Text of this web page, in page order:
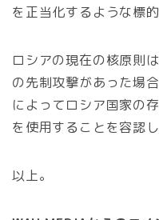
を正当化するような標
ロシアの現在の核原則
の先制攻撃があった場
によってロシア国家の
を使用することを容認し
以上。